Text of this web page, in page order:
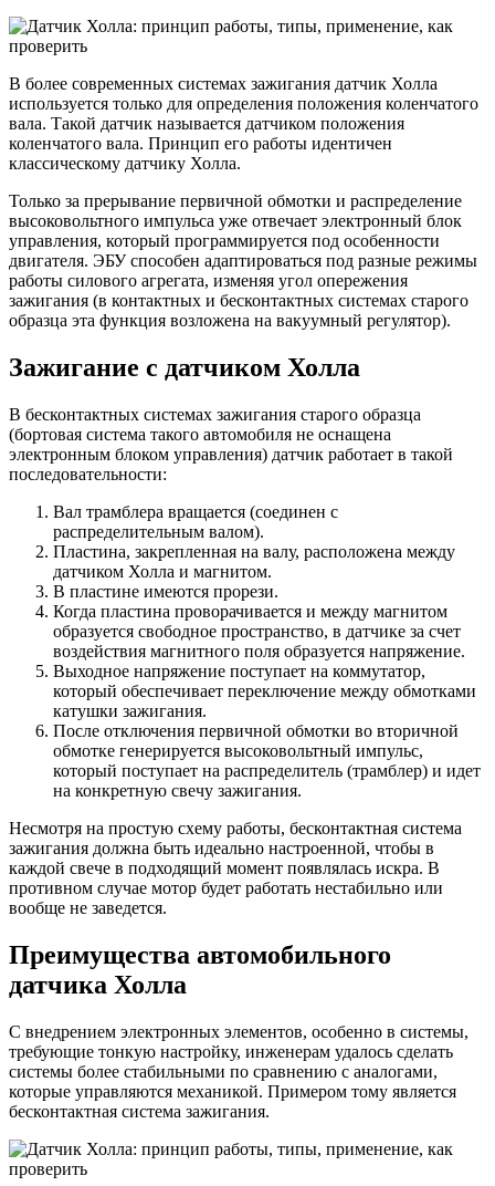
В более современных системах зажигания датчик Холла
используется только для определения положения коленчатого
вала. Такой датчик называется датчиком положения
коленчатого вала. Принцип его работы идентичен
классическому датчику Холла.
Только за прерывание первичной обмотки и распределение
высоковольтного импульса уже отвечает электронный блок
управления, который программируется под особенности
двигателя. ЭБУ способен адаптироваться под разные режимы
работы силового агрегата, изменяя угол опережения
зажигания (в контактных и бесконтактных системах старого
образца эта функция возложена на вакуумный регулятор).
Зажигание с датчиком Холла
В бесконтактных системах зажигания старого образца
(бортовая система такого автомобиля не оснащена
электронным блоком управления) датчик работает в такой
последовательности:
Вал трамблера вращается (соединен с
распределительным валом).
Пластина, закрепленная на валу, расположена между
датчиком Холла и магнитом.
В пластине имеются прорези.
Когда пластина проворачивается и между магнитом
образуется свободное пространство, в датчике за счет
воздействия магнитного поля образуется напряжение.
Выходное напряжение поступает на коммутатор,
который обеспечивает переключение между обмотками
катушки зажигания.
После отключения первичной обмотки во вторичной
обмотке генерируется высоковольтный импульс,
который поступает на распределитель (трамблер) и идет
на конкретную свечу зажигания.
Несмотря на простую схему работы, бесконтактная система
зажигания должна быть идеально настроенной, чтобы в
каждой свече в подходящий момент появлялась искра. В
противном случае мотор будет работать нестабильно или
вообще не заведется.
Преимущества автомобильного
датчика Холла
С внедрением электронных элементов, особенно в системы,
требующие тонкую настройку, инженерам удалось сделать
системы более стабильными по сравнению с аналогами,
которые управляются механикой. Примером тому является
бесконтактная система зажигания.